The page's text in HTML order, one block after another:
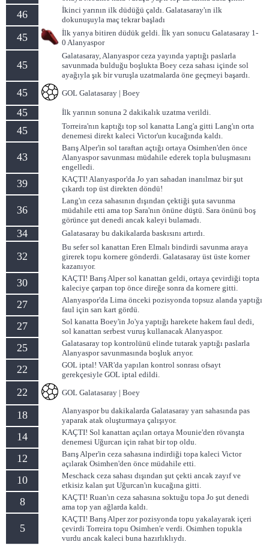
46
İkinci yarının ilk düdüğü çaldı. Galatasaray'ın ilk
dokunuşuyla maç tekrar başladı
45
İlk yarıya bitiren düdük geldi. İlk yarı sonucu Galatasaray 1-
0 Alanyaspor
45
Galatasaray, Alanyaspor ceza yayında yaptığı paslarla
savunmada bulduğu boşlukta Boey ceza sahası içinde sol
ayağıyla şık bir vuruşla uzatmalarda öne geçmeyi başardı.
45 GOL Galatasaray | Boey
45 İlk yarının sonuna 2 dakikalık uzatma verildi.
45
Torreira'nın kaptığı top sol kanatta Lang'a gitti Lang'ın orta
denemesi direkt kaleci Victor'un kucağında kaldı.
43
Barış Alper'in sol taraftan açtığı ortaya Osimhen'den önce
Alanyaspor savunması müdahile ederek topla buluşmasını
engelledi.
39
KAÇTI! Alanyaspor'da Jo yarı sahadan inanılmaz bir şut
çıkardı top üst direkten döndü!
36
Lang'ın ceza sahasının dışından çektiği şuta savunma
müdahile etti ama top Sara'nın önüne düştü. Sara önünü boş
görünce şut denedi ancak kaleyi bulamadı.
34 Galatasaray bu dakikalarda baskısını artırdı.
32
Bu sefer sol kanattan Eren Elmalı bindirdi savunma araya
girerek topu kornere gönderdi. Galatasaray üst üste korner
kazanıyor.
30
KAÇTI! Barış Alper sol kanattan geldi, ortaya çevirdiği topta
kaleciye çarpan top önce direğe sonra da kornere gitti.
27
Alanyaspor'da Lima önceki pozisyonda topsuz alanda yaptığı
faul için sarı kart gördü.
27
Sol kanatta Boey'in Jo'ya yaptığı harekete hakem faul dedi,
sol kanattan serbest vuruş kullanacak Alanyaspor.
25
Galatasaray top kontrolünü elinde tutarak yaptığı paslarla
Alanyaspor savunmasında boşluk arıyor.
22
GOL iptal! VAR'da yapılan kontrol sonrası ofsayt
gerekçesiyle GOL iptal edildi.
22 GOL Galatasaray | Boey
18
Alanyaspor bu dakikalarda Galatasaray yarı sahasında pas
yaparak atak oluşturmaya çalışıyor.
14
KAÇTI! Sol kanattan açılan ortaya Mounie'den rövanşta
denemesi Uğurcan için rahat bir top oldu.
12
Barış Alper'in ceza sahasına indirdiği topa kaleci Victor
açılarak Osimhen'den önce müdahile etti.
10
Meschack ceza sahası dışından şut çekti ancak zayıf ve
etkisiz kalan şut Uğurcan'ın kucağına gitti.
8
KAÇTI! Ruan'ın ceza sahasına soktuğu topa Jo şut denedi
ama top yan ağlarda kaldı.
5
KAÇTI! Barış Alper zor pozisyonda topu yakalayarak içeri
çevirdi Torreira topu Osimhen'e verdi. Osimhen topukla
vurdu ancak kaleci buna hazırlıklıydı.